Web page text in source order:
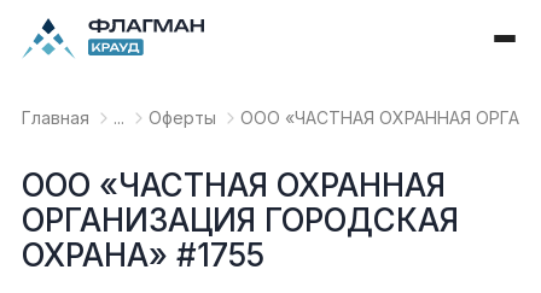
Главная ... Оферты OOO «ЧАСТНАЯ ОХРАННАЯ
OOO «ЧАСТНАЯ ОХРАННАЯ
ОРГАНИЗАЦИЯ ГОРОДСКАЯ
ОХРАНА» #1755